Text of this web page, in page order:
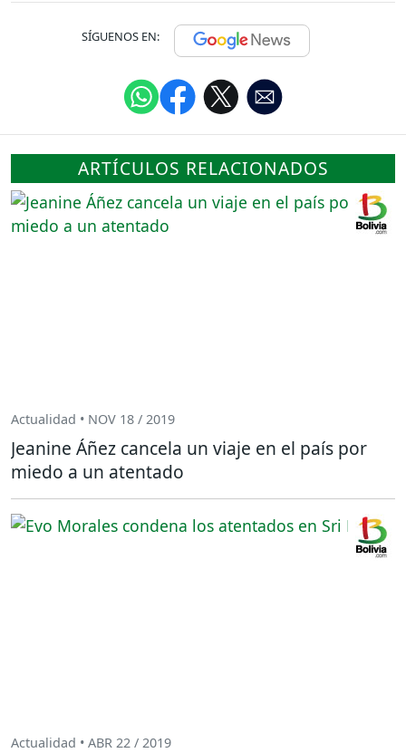
SÍGUENOS EN:
ARTÍCULOS RELACIONADOS
Actualidad • NOV 18 / 2019
Jeanine Áñez cancela un viaje en el país por
miedo a un atentado
Actualidad • ABR 22 / 2019